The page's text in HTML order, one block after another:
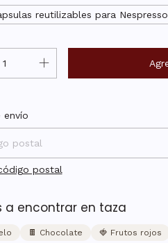
reutilizables para Nespresso
el CP:
envío
postal
a encontrar en taza
🍫 Chocolate 🍓 Frutos rojos